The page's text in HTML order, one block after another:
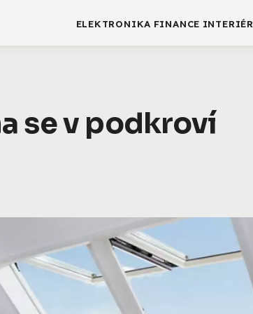
ELEKTRONIKA FINANCE INTERIÉR
se v podkroví